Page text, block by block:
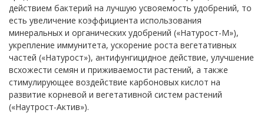
действием бактерий на лучшую усвояемость удобрений, то
есть увеличение коэффициента использования
минеральных и органических удобрений («Натурост-М»),
укрепление иммунитета, ускорение роста вегетативных
частей («Натурост»), антифунгицидное действие, улучшение
всхожести семян и приживаемости растений, а также
стимулирующее воздействие карбоновых кислот на
развитие корневой и вегетативной систем растений
(«Наутрост-Актив»).